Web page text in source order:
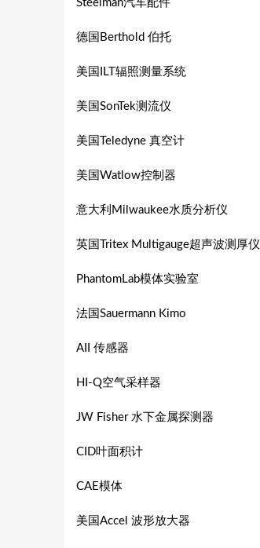
Steelman汽车配件
德国Berthold 伯托
美国ILT辐照测量系统
美国SonTek测流仪
美国Teledyne 真空计
美国Watlow控制器
意大利Milwaukee水质分析仪
英国Tritex Multigauge超声波测厚仪
PhantomLab模体实验室
法国Sauermann Kimo
AII 传感器
HI-Q空气采样器
JW Fisher 水下金属探测器
CID叶面积计
CAE模体
美国Accel 波形放大器